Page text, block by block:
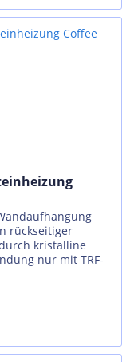
rückseitiger
kristalline
nur mit TRF-